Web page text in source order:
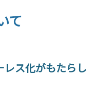
て
レス化がもたらし